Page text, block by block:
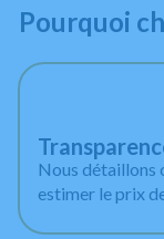
Pourquoi
Nous détaillons
estimer le prix